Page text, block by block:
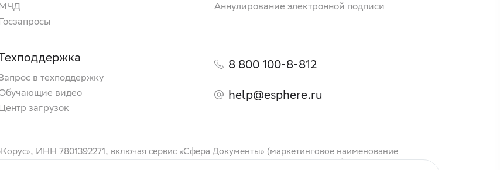
Аннулирование электронной подписи
в техподдержку
видео
загрузок
8 800 100-8-812
help@esphere.ru
ИНН 7801392271, включая сервис «Сфера Документы» (маркетинговое наименование
сервис «Сфера Торговля» (маркетинговое наименование «EDI (электронный обмен данными)»),